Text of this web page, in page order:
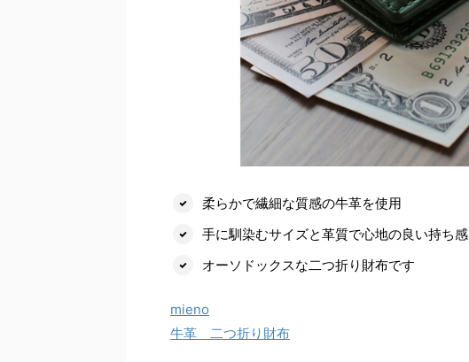
柔らかで繊細な質感の牛革を使用
手に馴染むサイズと革質で心地の良い持ち感
オーソドックスな二つ折り財布です
mieno
牛革 二つ折り財布